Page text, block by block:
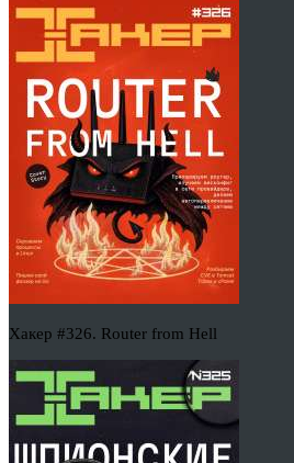
Хакер #326. Router from Hell